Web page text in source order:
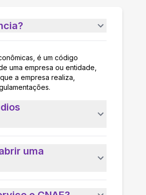
é um código
uma empresa ou entidade,
a empresa realiza,
uma